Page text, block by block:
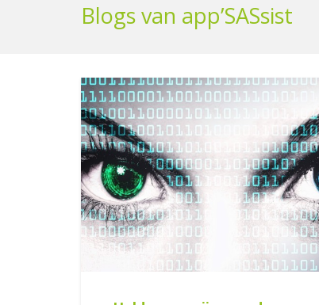
Blogs van app’SASsist